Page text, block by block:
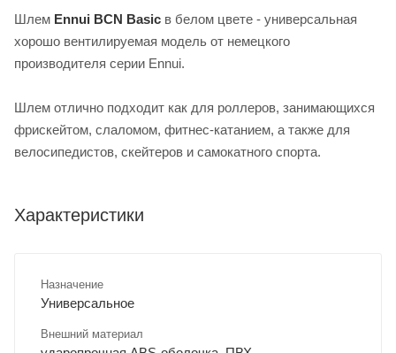
Шлем Ennui BCN Basic в белом цвете - универсальная
хорошо вентилируемая модель от немецкого
производителя серии Ennui.
Шлем отлично подходит как для роллеров, занимающихся
фрискейтом, слаломом, фитнес-катанием, а также для
велосипедистов, скейтеров и самокатного спорта.
Характеристики
Назначение
Универсальное
Внешний материал